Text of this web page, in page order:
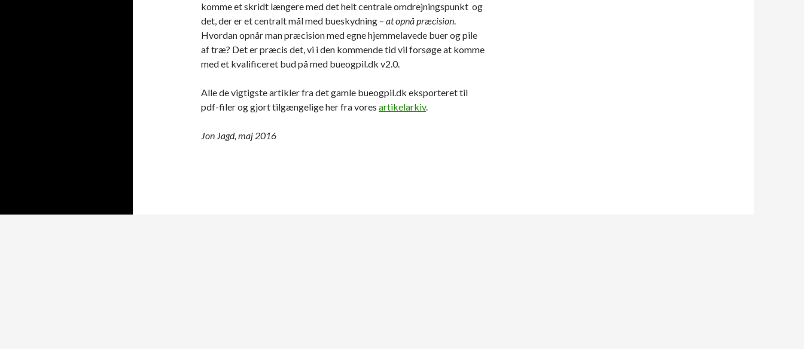
komme et skridt længere med det helt centrale omdrejningspunkt og
det, der er et centralt mål med bueskydning – at opnå præcision.
Hvordan opnår man præcision med egne hjemmelavede buer og pile
af træ? Det er præcis det, vi i den kommende tid vil forsøge at komme
med et kvalificeret bud på med bueogpil.dk v2.0.
Alle de vigtigste artikler fra det gamle bueogpil.dk eksporteret til
pdf-filer og gjort tilgængelige her fra vores artikelarkiv.
Jon Jagd, maj 2016